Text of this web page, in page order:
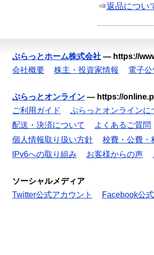
⇒返品につい
ぷらっとホーム株式会社 — https://
会社概要
株主・投資家情報 電子
ぷらっとオンライン — https://
ご利用ガイド
ぷらっとオンラインに
配送・決済について
よくあるご質問
個人情報取り扱い方針
校費・公費・
IPv6への取り組み
お客様からの声
ソーシャルメディア
Twitter公式アカウント
Facebook公